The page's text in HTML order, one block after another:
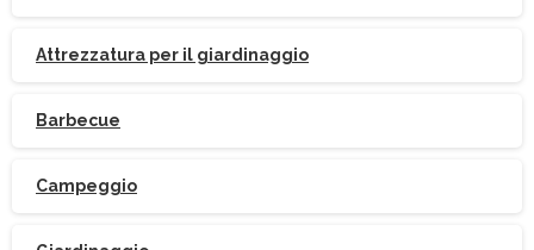
Attrezzatura per il giardinaggio
Barbecue
Campeggio